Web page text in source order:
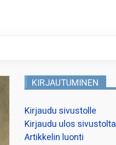
KIRJAUTUMINEN
Kirjaudu sivustolle
Kirjaudu ulos sivustolta
Artikkelin luonti